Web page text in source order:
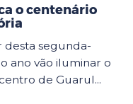
o centenário
desta segunda-
ano vão iluminar o
de Guarul...